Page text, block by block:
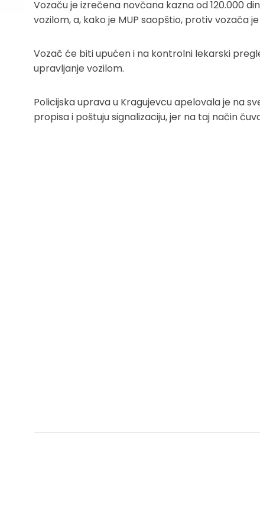
Vozaču je izrečena novčana kazna od 120.000
vozilom, a, kako je MUP saopštio, protiv vozača
Vozač će biti upućen i na kontrolni lekarski
upravljanje vozilom.
Policijska uprava u Kragujevcu apelovala je na
propisa i poštuju signalizaciju, jer na taj način